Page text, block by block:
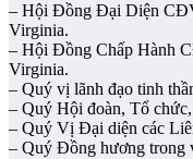
– Hội Đồng Đại Diện
Virginia.
– Hội Đồng Chấp Hành
Virginia.
– Quý vị lãnh đạo tinh
– Quý Hội đoàn, Tổ
– Quý Vị Đại diện các
– Quý Đồng hương trong